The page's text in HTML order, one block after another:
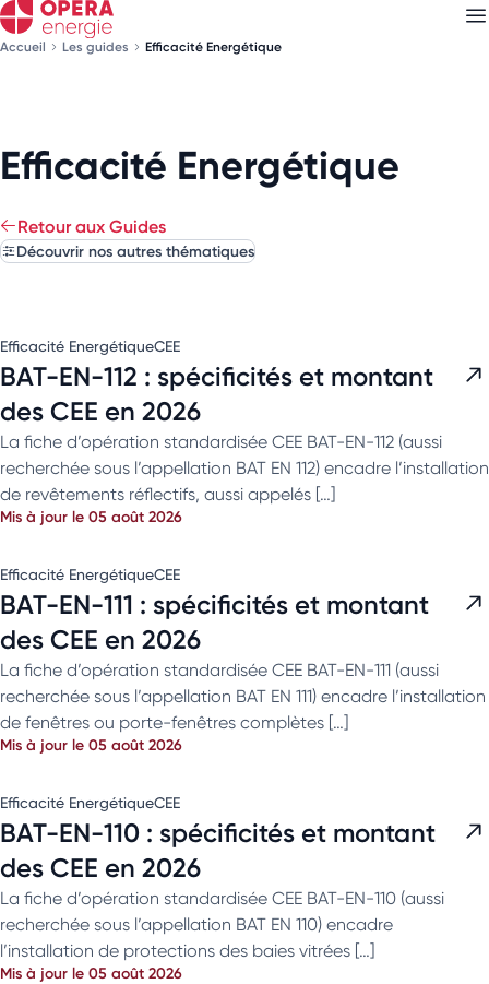
Accueil Les guides Efficacité Energétique
Efficacité Energétique
Retour aux Guides
Découvrir nos autres thématiques
Efficacité EnergétiqueCEE
BAT-EN-112 : spécificités et montant
des CEE en 2026
La fiche d’opération standardisée CEE BAT-EN-112 (aussi
recherchée sous l’appellation BAT EN 112) encadre l’installation
de revêtements réflectifs, aussi appelés […]
Mis à jour le 05 août 2026
Efficacité EnergétiqueCEE
BAT-EN-111 : spécificités et montant
des CEE en 2026
La fiche d’opération standardisée CEE BAT-EN-111 (aussi
recherchée sous l’appellation BAT EN 111) encadre l’installation
de fenêtres ou porte-fenêtres complètes […]
Mis à jour le 05 août 2026
Efficacité EnergétiqueCEE
BAT-EN-110 : spécificités et montant
des CEE en 2026
La fiche d’opération standardisée CEE BAT-EN-110 (aussi
recherchée sous l’appellation BAT EN 110) encadre
l’installation de protections des baies vitrées […]
Mis à jour le 05 août 2026
Choisissez les newsletters qui vous intéressent